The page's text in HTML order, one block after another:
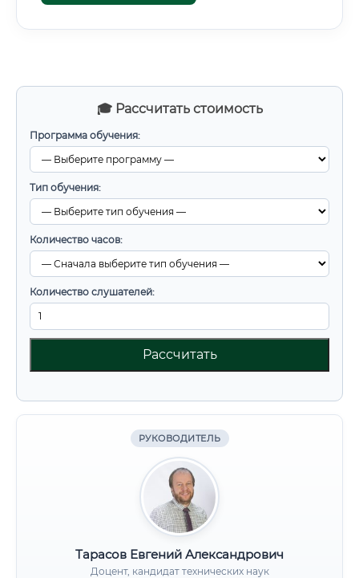
🎓 Рассчитать стоимость
Программа обучения:
Тип обучения:
Количество часов:
Количество слушателей:
Рассчитать
РУКОВОДИТЕЛЬ
Тарасов Евгений Александрович
Доцент, кандидат технических наук